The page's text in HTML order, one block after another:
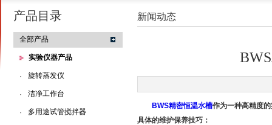
产品目录
全部产品
实验仪器产品
· 旋转蒸发仪
· 洁净工作台
· 多用途试管搅拌器
新闻动态
BWS精密恒温水槽作为一种高精度
具体的维护保养技巧：